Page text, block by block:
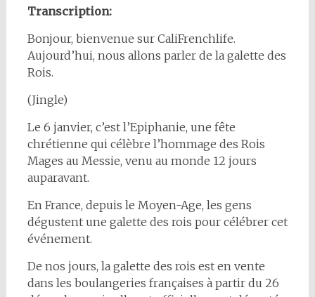
Transcription:
Bonjour, bienvenue sur CaliFrenchlife.
Aujourd’hui, nous allons parler de la galette des
Rois.
(Jingle)
Le 6 janvier, c’est l’Epiphanie, une fête
chrétienne qui célèbre l’hommage des Rois
Mages au Messie, venu au monde 12 jours
auparavant.
En France, depuis le Moyen-Age, les gens
dégustent une galette des rois pour célébrer cet
événement.
De nos jours, la galette des rois est en vente
dans les boulangeries françaises à partir du 26